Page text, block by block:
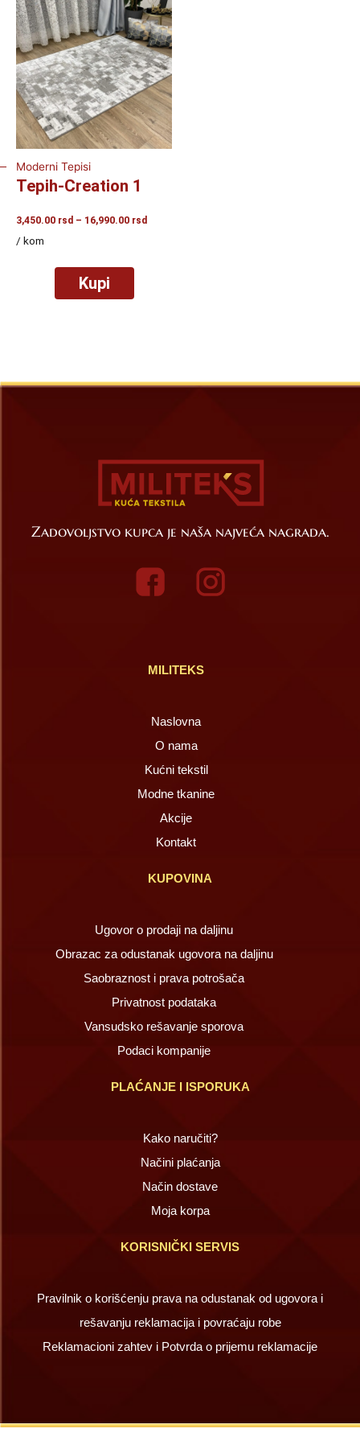
Moderni Tepisi
Tepih-Creation 1
3,450.00 rsd – 16,990.00 rsdRaspon
/ kom
Kupi
Zadovoljstvo kupca je naša najveća nagrada.
MILITEKS
Naslovna
O nama
Kućni tekstil
Modne tkanine
Akcije
Kontakt
KUPOVINA
Ugovor o prodaji na daljinu
Obrazac za odustanak ugovora na daljinu
Saobraznost i prava potrošača
Privatnost podataka
Vansudsko rešavanje sporova
Podaci kompanije
PLAĆANJE I ISPORUKA
Kako naručiti?
Načini plaćanja
Način dostave
Moja korpa
KORISNIČKI SERVIS
Pravilnik o korišćenju prava na odustanak od ugovora i
rešavanju reklamacija i povraćaju robe
Reklamacioni zahtev i Potvrda o prijemu reklamacije